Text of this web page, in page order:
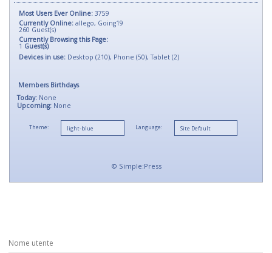
Most Users Ever Online: 3759
Currently Online: allego, Going19
260 Guest(s)
Currently Browsing this Page:
1 Guest(s)
Devices in use: Desktop (210), Phone (50), Tablet (2)
Members Birthdays
Today: None
Upcoming: None
Theme: Language:
© Simple:Press
Nome utente